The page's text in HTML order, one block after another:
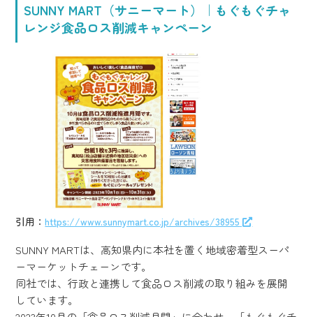
SUNNY MART（サニーマート）｜もぐもぐチャ
レンジ食品ロス削減キャンペーン
引用：https://www.sunnymart.co.jp/archives/38955
SUNNY MARTは、高知県内に本社を置く地域密着型スーパ
ーマーケットチェーンです。
同社では、行政と連携して食品ロス削減の取り組みを展開
しています。